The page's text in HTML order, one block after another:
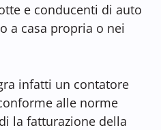
e conducenti di auto
a casa propria o nei
infatti un contatore
alle norme
la fatturazione della